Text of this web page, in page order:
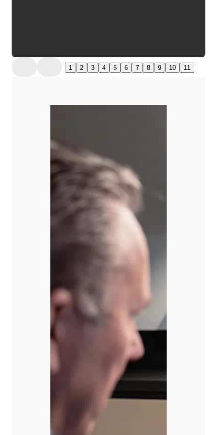
1 2 3 4 5 6 7 8 9 10 11